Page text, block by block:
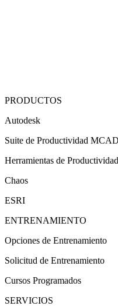
PRODUCTOS
Autodesk
Suite de Productividad MCAD
Herramientas de Productividad
Chaos
ESRI
ENTRENAMIENTO
Opciones de Entrenamiento
Solicitud de Entrenamiento
Cursos Programados
SERVICIOS